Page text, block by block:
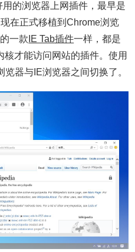
的浏览器上网插件，最早是
现在正式移植到Chrome浏览
一款 IE Tab插件一样，都是
才能访问网站的插件。使用
器与IE浏览器之间切换了。